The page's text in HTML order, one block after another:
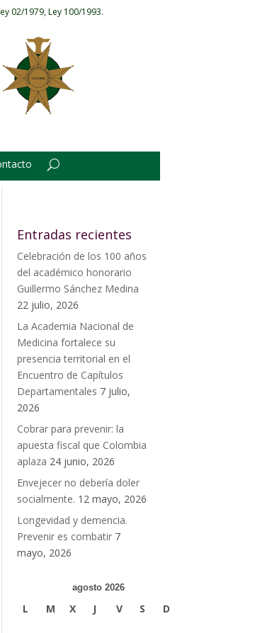
02/1979, Ley 100/1993.
Entradas recientes
Celebración de los 100 años
del académico honorario
Guillermo Sánchez Medina
22 julio, 2026
La Academia Nacional de
Medicina fortalece su
presencia territorial en el
Encuentro de Capítulos
Departamentales 7 julio,
2026
Cobrar para prevenir: la
apuesta fiscal que Colombia
aplaza 24 junio, 2026
Envejecer no debería doler
socialmente. 12 mayo, 2026
Longevidad y demencia.
Prevenir es combatir 7
mayo, 2026
agosto 2026
L M X J V S D